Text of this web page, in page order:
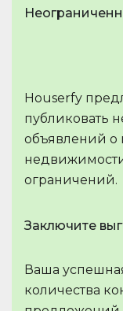
Houserfy
публиковать
объявлений о
ограничений.
Заключите
Ваша
количества